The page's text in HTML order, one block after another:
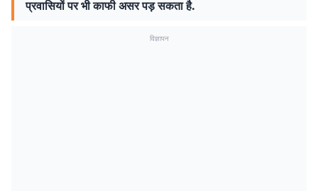
प्रवासियों पर भी काफी असर पड़ सकता है.
विज्ञापन